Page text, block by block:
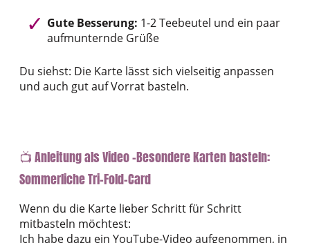
Gute Besserung: 1-2 Teebeutel und ein paar
aufmunternde Grüße
Du siehst: Die Karte lässt sich vielseitig anpassen
und auch gut auf Vorrat basteln.
📺 Anleitung als Video -Besondere Karten basteln:
Sommerliche Tri-Fold-Card
Wenn du die Karte lieber Schritt für Schritt
mitbasteln möchtest:
Ich habe dazu ein YouTube-Video aufgenommen, in